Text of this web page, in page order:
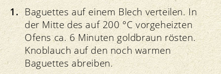
Baguettes auf einem Blech verteilen. In
der Mitte des auf 200 °C vorgeheizten
Ofens ca. 6 Minuten goldbraun rösten.
Knoblauch auf den noch warmen
Baguettes abreiben.